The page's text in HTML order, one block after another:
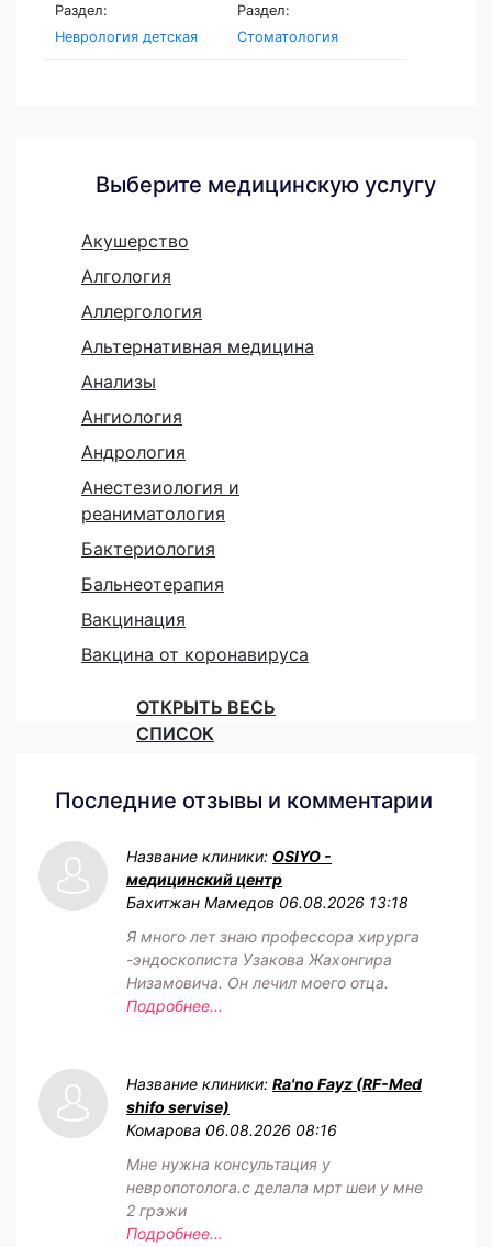
Раздел:
Неврология детская
Раздел:
Стоматология
Выберите медицинскую услугу
Акушерство
Алгология
Аллергология
Альтернативная медицина
Анализы
Ангиология
Андрология
Анестезиология и
реаниматология
Бактериология
Бальнеотерапия
Вакцинация
Вакцина от коронавируса
ОТКРЫТЬ ВЕСЬ
СПИСОК
Последние отзывы и комментарии
Название клиники: OSIYO -
медицинский центр
Бахитжан Мамедов 06.08.2026 13:18
Я много лет знаю профессора хирурга
-эндоскописта Узакова Жахонгира
Низамовича. Он лечил моего отца.
Подробнее...
Название клиники: Ra'no Fayz (RF-Med
shifo servise)
Комарова 06.08.2026 08:16
Мне нужна консультация у
невропотолога.с делала мрт шеи у мне
2 грэжи
Подробнее...